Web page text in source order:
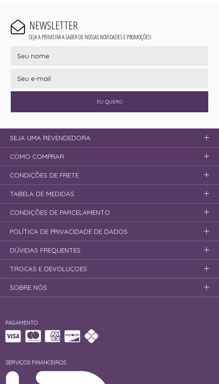
NEWSLETTER
SEJA A PRIMEIRA A SABER DE NOSSAS NOVIDADES E PROMOÇÕES!
EU QUERO
PAGAMENTO
SERVIÇOS FINANCEIROS
SEJA UMA REVENDEDORA
COMO COMPRAR
CONDIÇÕES DE FRETE
TABELA DE MEDIDAS
CONDIÇÕES DE PARCELAMENTO
POLÍTICA DE PRIVACIDADE DE DADOS
DÚVIDAS FREQUENTES
TROCAS E DEVOLUÇOES
SOBRE NÓS